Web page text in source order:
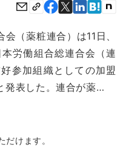
（薬粧連合）は11日、
労働組合総連合会（連
参加組織としての加盟
発表した。連合が薬…
けます。